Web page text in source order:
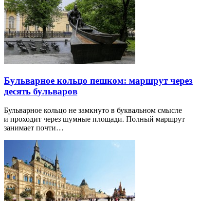
Бульварное кольцо пешком: маршрут через
десять бульваров
Бульварное кольцо не замкнуто в буквальном смысле
и проходит через шумные площади. Полный маршрут
занимает почти…